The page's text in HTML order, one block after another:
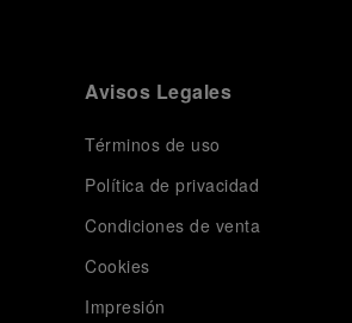
Avisos Legales
Términos de uso
Política de privacidad
Condiciones de venta
Cookies
Impresión